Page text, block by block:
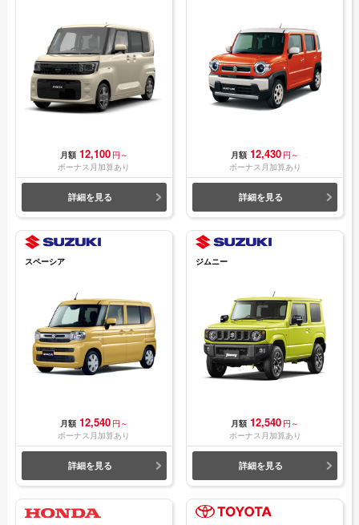
月額 12,100 円～
ボーナス月加算あり
詳細を見る
月額 12,430 円～
ボーナス月加算あり
詳細を見る
スペーシア
月額 12,540 円～
ボーナス月加算あり
詳細を見る
ジムニー
月額 12,540 円～
ボーナス月加算あり
詳細を見る